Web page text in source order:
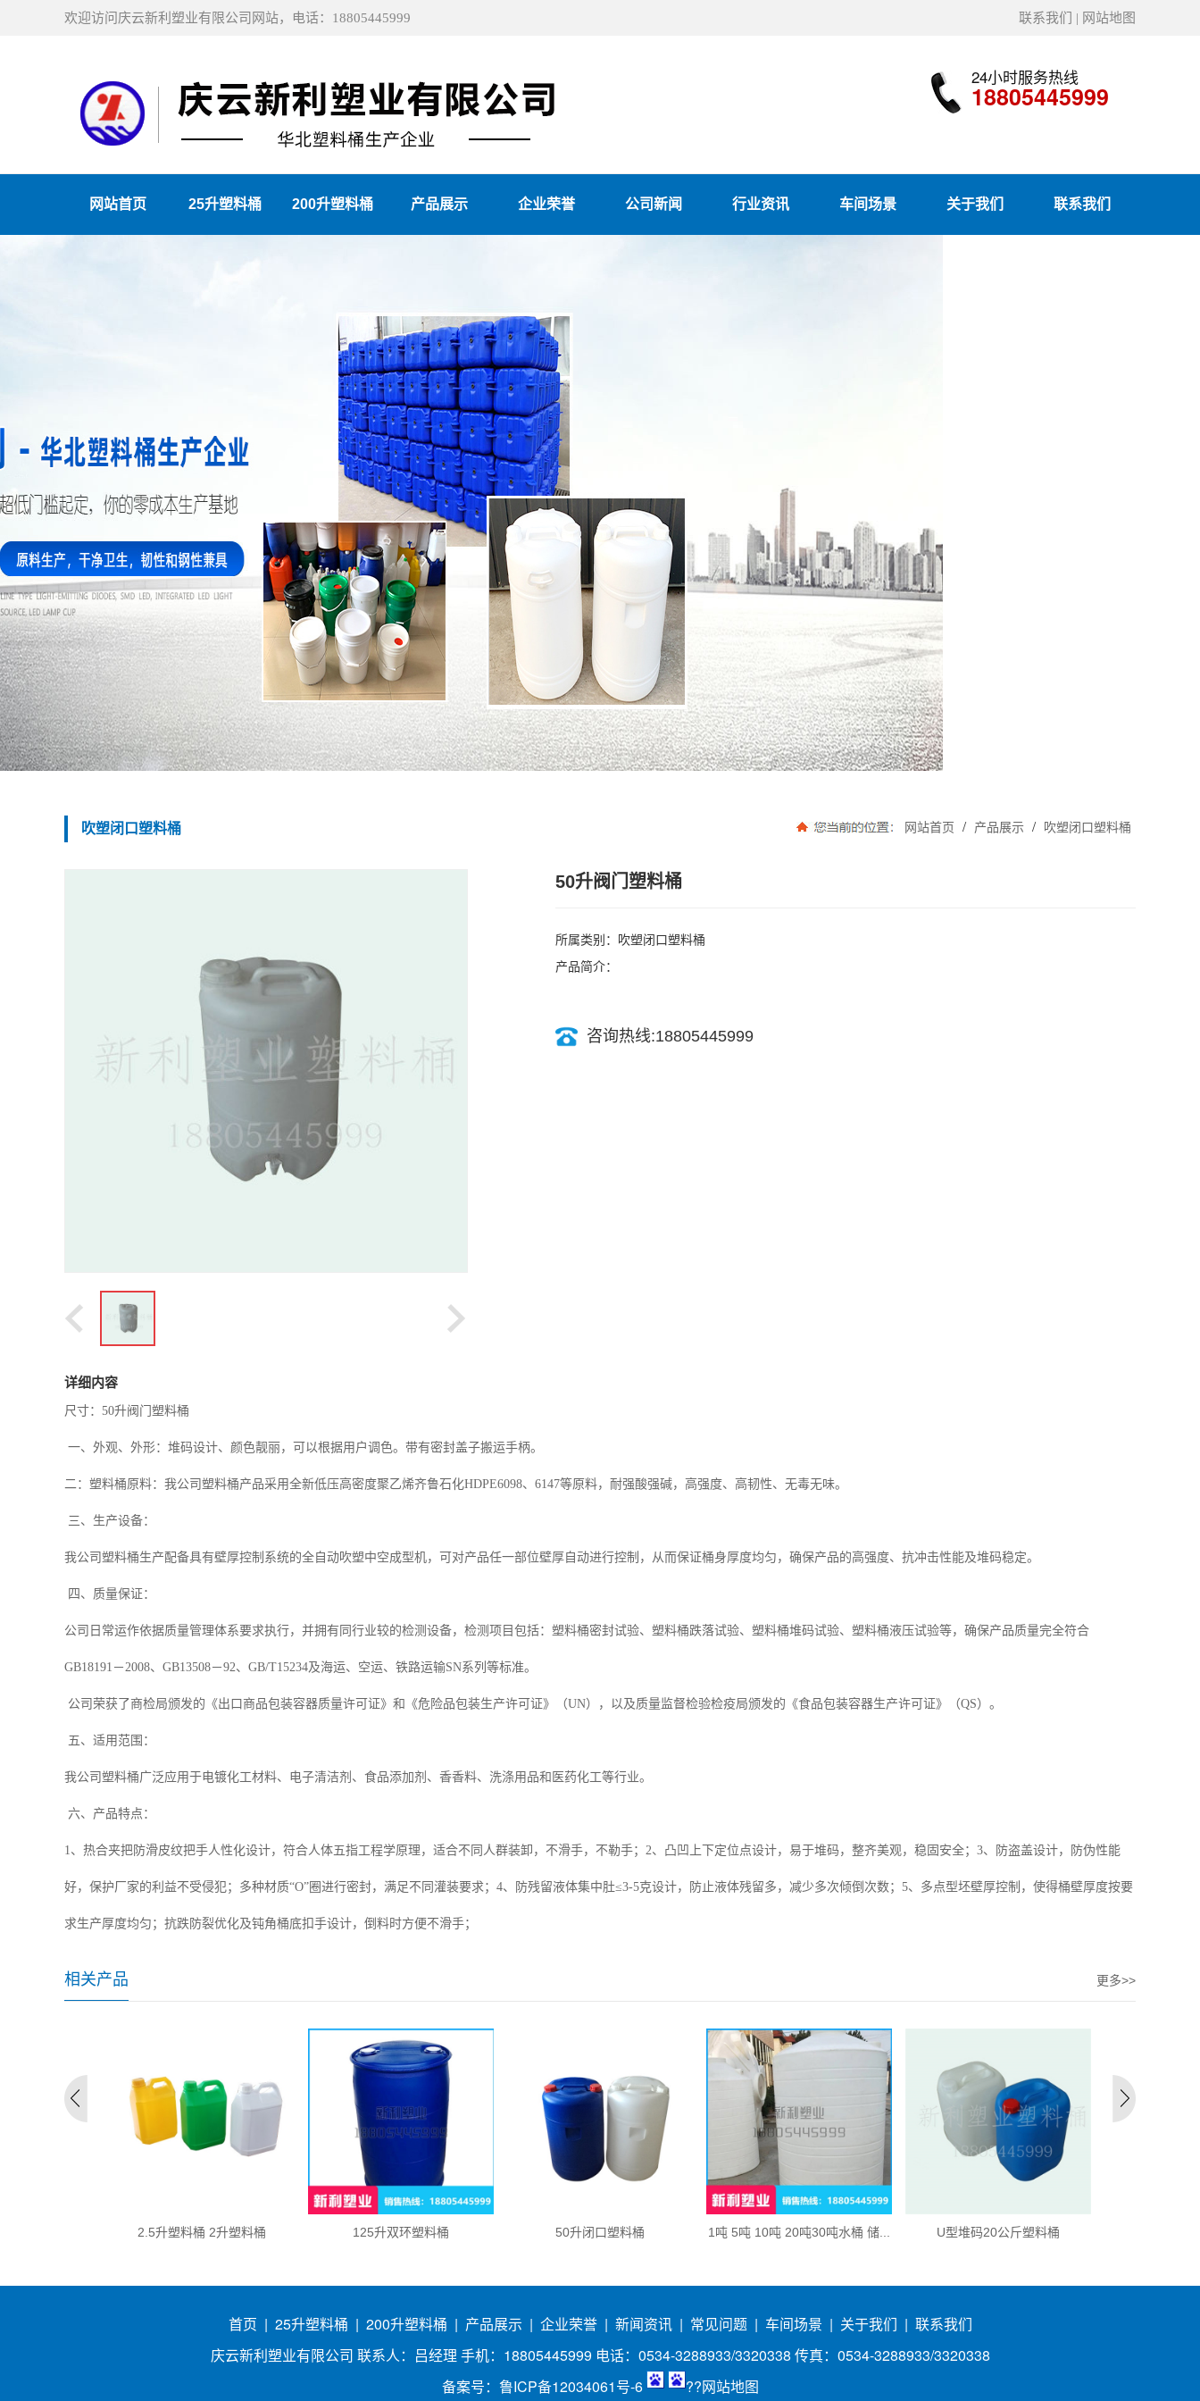
欢迎访问庆云新利塑业有限公司网站，电话：18805445999 联系我们 | 网站地图
24小时服务热线
18805445999
网站首页 25升塑料桶 200升塑料桶 产品展示 企业荣誉 公司新闻 行业资讯 车间场景 关于我们 联系我们
吹塑闭口塑料桶 网站首页 / 产品展示 / 吹塑闭口塑料桶
50升阀门塑料桶
所属类别：吹塑闭口塑料桶
产品简介：
咨询热线:18805445999
详细内容
尺寸：50升阀门塑料桶
一、外观、外形：堆码设计、颜色靓丽，可以根据用户调色。带有密封盖子搬运手柄。
二：塑料桶原料：我公司塑料桶产品采用全新低压高密度聚乙烯齐鲁石化HDPE6098、6147等原料，耐强酸强碱，高强度、高韧性、无毒无味。
三、生产设备：
我公司塑料桶生产配备具有壁厚控制系统的全自动吹塑中空成型机，可对产品任一部位壁厚自动进行控制，从而保证桶身厚度均匀，确保产品的高强度、抗冲击性能及堆码稳定。
四、质量保证：
公司日常运作依据质量管理体系要求执行，并拥有同行业较的检测设备，检测项目包括：塑料桶密封试验、塑料桶跌落试验、塑料桶堆码试验、塑料桶液压试验等，确保产品质量完全符合
GB18191－2008、GB13508－92、GB/T15234及海运、空运、铁路运输SN系列等标准。
公司荣获了商检局颁发的《出口商品包装容器质量许可证》和《危险品包装生产许可证》（UN），以及质量监督检验检疫局颁发的《食品包装容器生产许可证》（QS）。
五、适用范围：
我公司塑料桶广泛应用于电镀化工材料、电子清洁剂、食品添加剂、香香料、洗涤用品和医药化工等行业。
六、产品特点：
1、热合夹把防滑皮纹把手人性化设计，符合人体五指工程学原理，适合不同人群装卸，不滑手，不勒手；2、凸凹上下定位点设计，易于堆码，整齐美观，稳固安全；3、防盗盖设计，防伪性能
好，保护厂家的利益不受侵犯；多种材质“O”圈进行密封，满足不同灌装要求；4、防残留液体集中肚≤3-5克设计，防止液体残留多，减少多次倾倒次数；5、多点型坯壁厚控制，使得桶壁厚度按要
求生产厚度均匀；抗跌防裂优化及钝角桶底扣手设计，倒料时方便不滑手；
相关产品 更多>>
2.5升塑料桶 2升塑料桶 125升双环塑料桶 50升闭口塑料桶 1吨 5吨 10吨 20吨30吨水桶 储... U型堆码20公斤塑料桶
首页 | 25升塑料桶 | 200升塑料桶 | 产品展示 | 企业荣誉 | 新闻资讯 | 常见问题 | 车间场景 | 关于我们 | 联系我们
庆云新利塑业有限公司 联系人：吕经理 手机：18805445999 电话：0534-3288933/3320338 传真：0534-3288933/3320338
备案号： 鲁ICP备12034061号-6 ??网站地图